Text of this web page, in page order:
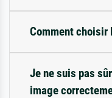
Comment choisir
Je ne suis pas
image